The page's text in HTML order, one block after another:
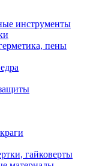
инструменты
пены
гайковерты